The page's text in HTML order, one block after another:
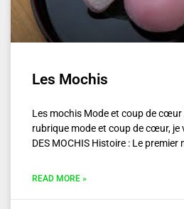
Les Mochis
Les mochis Mode et coup de cœur
rubrique mode et coup de cœur,
DES MOCHIS Histoire : Le premier
READ MORE »